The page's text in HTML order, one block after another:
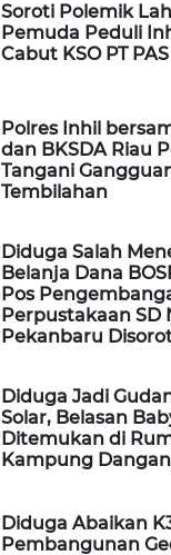
Soroti Polemik
Pemuda Peduli
Cabut KSO PT PAS
Polres Inhil
dan BKSDA Riau
Tangani
Tembilahan
Diduga Salah
Belanja Dana
Pos
Perpustakaan SD
Pekanbaru
Diduga Jadi
Solar, Belasan
Ditemukan di
Kampung
Diduga Abaikan
Pembangunan